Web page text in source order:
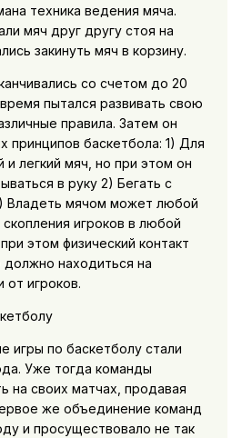
техника ведения мяча.
мяч друг другу стоя на
закинуть мяч в корзину.
со счетом до 20
пытался развивать свою
правила. Затем он
принципов баскетбола: 1) Для
легкий мяч, но при этом он
в руку 2) Бегать с
Владеть мячом может любой
игроков в любой
этом физический контакт
находиться на
от игроков.
игры по баскетболу стали
Уже тогда команды
на своих матчах, продавая
же объединение команд
и просуществовало не так